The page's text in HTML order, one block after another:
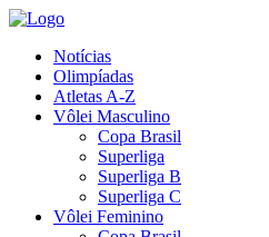
Notícias
Olimpíadas
Atletas A-Z
Vôlei Masculino
Copa Brasil
Superliga
Superliga B
Superliga C
Vôlei Feminino